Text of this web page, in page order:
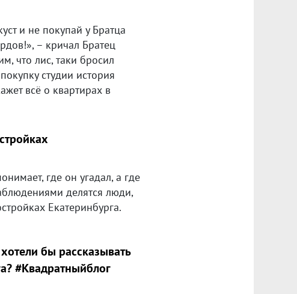
и не покупай у Братца
– кричал Братец
что лис, таки бросил
студии история
всё о квартирах в
где он угадал, а где
делятся люди,
Екатеринбурга.
бы рассказывать
#Квадратныйблог